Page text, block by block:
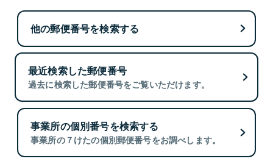
他の郵便番号を検索する
最近検索した郵便番号
過去に検索した郵便番号をご覧いただけます。
事業所の個別番号を検索する
事業所の７けたの個別郵便番号をお調べします。